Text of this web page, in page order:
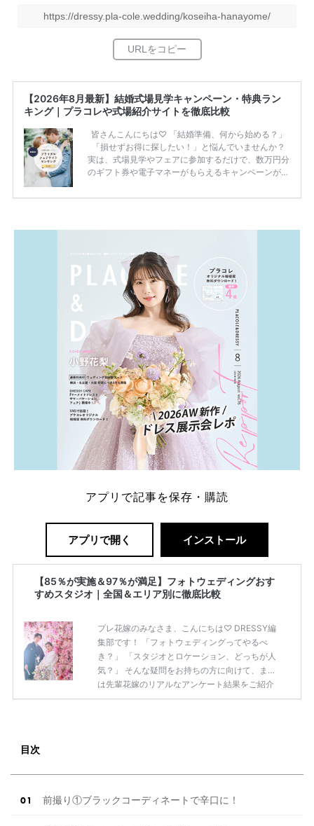
https://dressy.pla-cole.wedding/koseiha-hanayome/
【2026年8月最新】結婚式場見学キャンペーン・特典ラン
キング｜プラコレや式場紹介サイトを徹底比較
皆さんこんにちは♡ 「結婚準備、何から始める？」
「損せずお得に探したい！」と悩んでいませんか？
実は、式場見学やフェアに参加するだけで、数万円分
のギフト券や電子マネーがもらえるキャンペーンがあ
ため、比較せずに選ぶと損をしてしまうことも……。
一番お得？」「プラコレの特典は？」といった疑問も
解決します。 まずは診断で候補を絞れる「ウェディ
ング診断」か、体験型 […]続きを読む
アプリで記事を保存・購読
アプリで開く インストール
【85％が実施＆97％が満足】フォトウェディングおす
すめスタジオ｜全国＆エリア別に徹底比較
プレ花嫁のみなさま、こんにちは♡ DRESSY編
集部です！ 「フォトウェディングってやるべ
き？」 「スタジオとロケーション、どっちが人
気？」 そんな疑問をお持ちの方に向けて、まず
は先輩花嫁のリアルなアンケート結果をご紹介
します◎ 先輩花嫁のアンケート結果 ・85％が前
調査方法：Instagram ストーリーズ 調査期間：2
目次
前撮り①ブラックコーディネートで辛口に！